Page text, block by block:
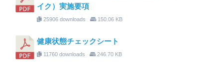
イク）実施要項
25906 downloads 150.06 KB
健康状態チェックシート
11760 downloads 246.70 KB